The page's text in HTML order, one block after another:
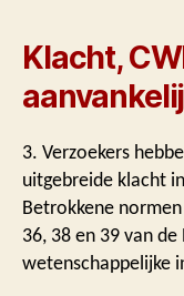
Klacht,
3. Verzoekers
uitgebreide klacht
Betrokkene
36, 38 en 39 van
wetenschappelijke